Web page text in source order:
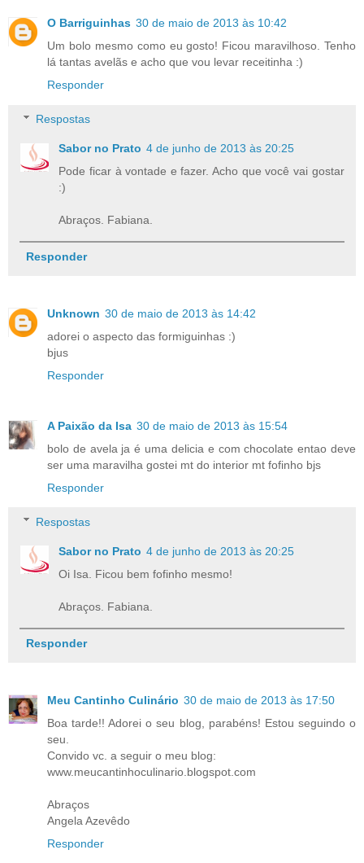
O Barriguinhas 30 de maio de 2013 às 10:42
Um bolo mesmo como eu gosto! Ficou maravilhoso. Tenho
lá tantas avelãs e acho que vou levar receitinha :)
Responder
Respostas
Sabor no Prato 4 de junho de 2013 às 20:25
Pode ficar à vontade e fazer. Acho que você vai gostar
:)
Abraços. Fabiana.
Responder
Unknown 30 de maio de 2013 às 14:42
adorei o aspecto das formiguinhas :)
bjus
Responder
A Paixão da Isa 30 de maio de 2013 às 15:54
bolo de avela ja é uma delicia e com chocolate entao deve
ser uma maravilha gostei mt do interior mt fofinho bjs
Responder
Respostas
Sabor no Prato 4 de junho de 2013 às 20:25
Oi Isa. Ficou bem fofinho mesmo!
Abraços. Fabiana.
Responder
Meu Cantinho Culinário 30 de maio de 2013 às 17:50
Boa tarde!! Adorei o seu blog, parabéns! Estou seguindo o
seu.
Convido vc. a seguir o meu blog:
www.meucantinhoculinario.blogspot.com
Abraços
Angela Azevêdo
Responder